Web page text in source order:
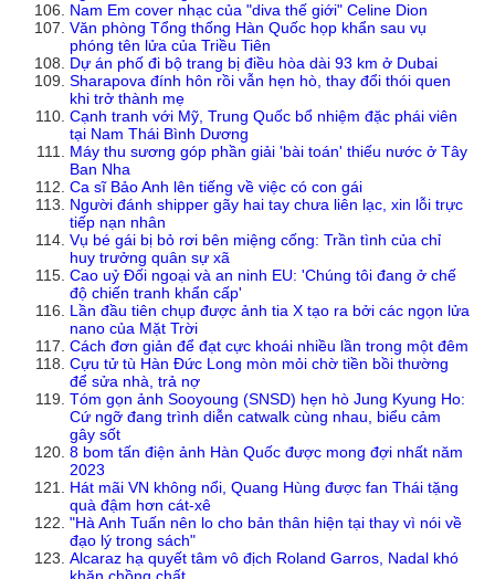
Nam Em cover nhạc của "diva thế giới" Celine Dion
Văn phòng Tổng thống Hàn Quốc họp khẩn sau vụ
phóng tên lửa của Triều Tiên
Dự án phố đi bộ trang bị điều hòa dài 93 km ở Dubai
Sharapova đính hôn rồi vẫn hẹn hò, thay đổi thói quen
khi trở thành mẹ
Cạnh tranh với Mỹ, Trung Quốc bổ nhiệm đặc phái viên
tại Nam Thái Bình Dương
Máy thu sương góp phần giải 'bài toán' thiếu nước ở Tây
Ban Nha
Ca sĩ Bảo Anh lên tiếng về việc có con gái
Người đánh shipper gãy hai tay chưa liên lạc, xin lỗi trực
tiếp nạn nhân
Vụ bé gái bị bỏ rơi bên miệng cống: Trần tình của chỉ
huy trưởng quân sự xã
Cao uỷ Đối ngoại và an ninh EU: 'Chúng tôi đang ở chế
độ chiến tranh khẩn cấp'
Lần đầu tiên chụp được ảnh tia X tạo ra bởi các ngọn lửa
nano của Mặt Trời
Cách đơn giản để đạt cực khoái nhiều lần trong một đêm
Cựu tử tù Hàn Đức Long mòn mỏi chờ tiền bồi thường
để sửa nhà, trả nợ
Tóm gọn ảnh Sooyoung (SNSD) hẹn hò Jung Kyung Ho:
Cứ ngỡ đang trình diễn catwalk cùng nhau, biểu cảm
gây sốt
8 bom tấn điện ảnh Hàn Quốc được mong đợi nhất năm
2023
Hát mãi VN không nổi, Quang Hùng được fan Thái tặng
quà đậm hơn cát-xê
"Hà Anh Tuấn nên lo cho bản thân hiện tại thay vì nói về
đạo lý trong sách"
Alcaraz hạ quyết tâm vô địch Roland Garros, Nadal khó